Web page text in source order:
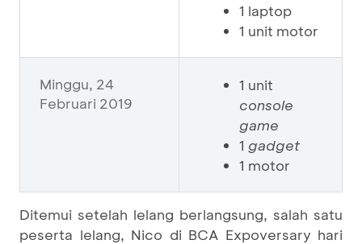
1 laptop
1 unit motor
Minggu, 24
Februari 2019
1 unit
console
game
1 gadget
1 motor
Ditemui setelah lelang berlangsung, salah satu
peserta lelang, Nico di BCA Expoversary hari